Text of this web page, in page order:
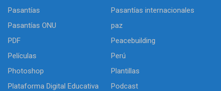
Pasantías
Pasantías internacionales
Pasantías ONU
paz
PDF
Peacebuilding
Películas
Perú
Photoshop
Plantillas
Plataforma Digital Educativa
Podcast